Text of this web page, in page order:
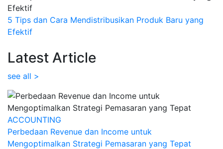
5 Tips dan Cara Mendistribusikan Produk Baru yang
Efektif
Latest Article
see all >
ACCOUNTING
Perbedaan Revenue dan Income untuk
Mengoptimalkan Strategi Pemasaran yang Tepat